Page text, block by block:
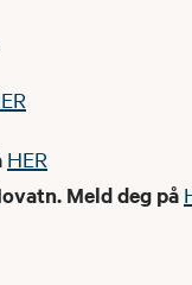
HER
Meld deg på